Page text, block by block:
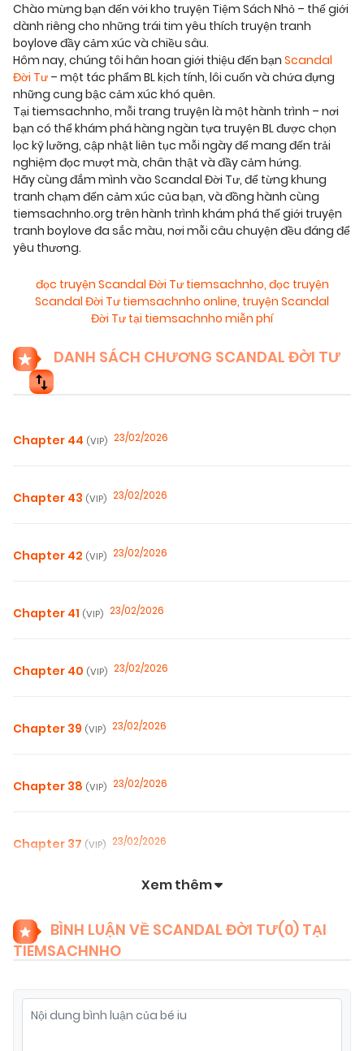
Chào mừng bạn đến với kho truyện Tiệm Sách Nhỏ – thế giới
dành riêng cho những trái tim yêu thích truyện tranh
boylove đầy cảm xúc và chiều sâu.
Hôm nay, chúng tôi hân hoan giới thiệu đến bạn Scandal
Đời Tư – một tác phẩm BL kịch tính, lôi cuốn và chứa đựng
những cung bậc cảm xúc khó quên.
Tại tiemsachnho, mỗi trang truyện là một hành trình – nơi
bạn có thể khám phá hàng ngàn tựa truyện BL được chọn
lọc kỹ lưỡng, cập nhật liên tục mỗi ngày để mang đến trải
nghiệm đọc mượt mà, chân thật và đầy cảm hứng.
Hãy cùng đắm mình vào Scandal Đời Tư, để từng khung
tranh chạm đến cảm xúc của bạn, và đồng hành cùng
tiemsachnho.org trên hành trình khám phá thế giới truyện
tranh boylove đa sắc màu, nơi mỗi câu chuyện đều đáng để
yêu thương.
đọc truyện Scandal Đời Tư tiemsachnho, đọc truyện
Scandal Đời Tư tiemsachnho online, truyện Scandal
Đời Tư tại tiemsachnho miễn phí
DANH SÁCH CHƯƠNG SCANDAL ĐỜI TƯ
Chapter 44 (VIP) 23/02/2026
Chapter 43 (VIP) 23/02/2026
Chapter 42 (VIP) 23/02/2026
Chapter 41 (VIP) 23/02/2026
Chapter 40 (VIP) 23/02/2026
Chapter 39 (VIP) 23/02/2026
Chapter 38 (VIP) 23/02/2026
Chapter 37 (VIP) 23/02/2026
Chapter 34 (VIP) 23/02/2026
Chapter 33(VIP) 23/02/2026
Xem thêm
BÌNH LUẬN VỀ SCANDAL ĐỜI TƯ(0) TẠI
TIEMSACHNHO